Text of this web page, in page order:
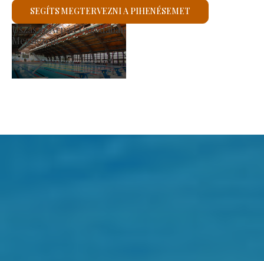
SEGÍTS MEGTERVEZNI A PIHENÉSEMET
Termelői Piac
Megnézem